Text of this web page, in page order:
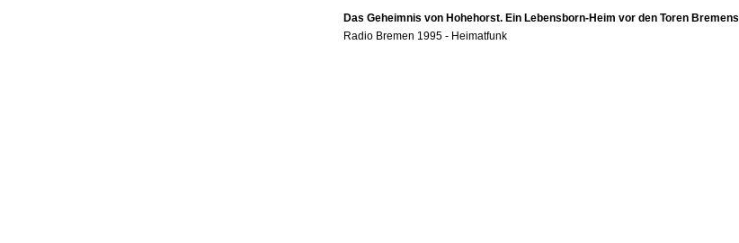
Das Geheimnis von Hohehorst. Ein Lebensborn-Heim vor den Toren Bremens
Radio Bremen 1995 - Heimatfunk